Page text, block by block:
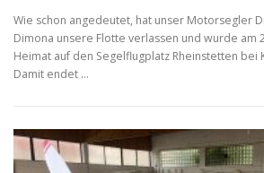
Wie schon angedeutet, hat unser Motorsegler
Dimona unsere Flotte verlassen und wurde am
Heimat auf den Segelflugplatz Rheinstetten bei
Damit endet …